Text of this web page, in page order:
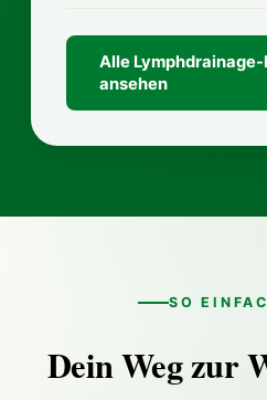
Alle Lymphdrainage-
ansehen
SO
Dein Weg zur